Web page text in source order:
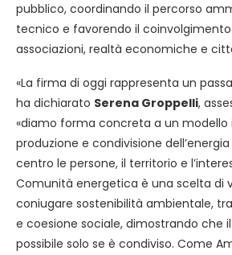
pubblico, coordinando il percorso
tecnico e favorendo il
associazioni, realtà economiche e
«La firma di oggi rappresenta un
ha dichiarato Serena Groppelli,
«diamo forma concreta a un modello
produzione e condivisione
centro le persone, il territorio e
Comunità energetica è una scelta di
coniugare sostenibilità ambientale,
e coesione sociale, dimostrando che
possibile solo se è condiviso. Come